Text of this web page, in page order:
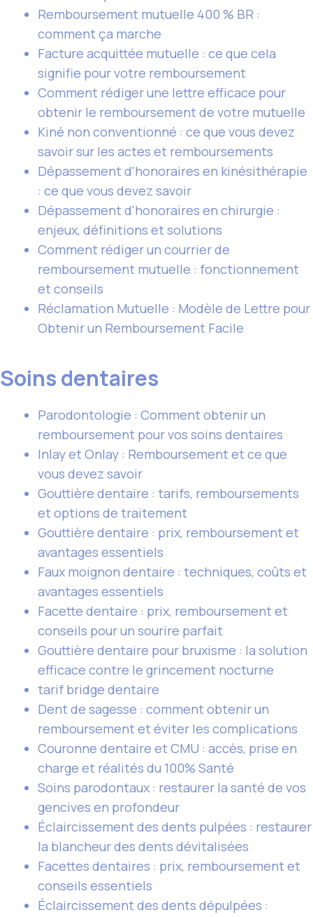
Remboursement mutuelle 400 % BR :
comment ça marche
Facture acquittée mutuelle : ce que cela
signifie pour votre remboursement
Comment rédiger une lettre efficace pour
obtenir le remboursement de votre mutuelle
Kiné non conventionné : ce que vous devez
savoir sur les actes et remboursements
Dépassement d'honoraires en kinésithérapie
: ce que vous devez savoir
Dépassement d'honoraires en chirurgie :
enjeux, définitions et solutions
Comment rédiger un courrier de
remboursement mutuelle : fonctionnement
et conseils
Réclamation Mutuelle : Modèle de Lettre pour
Obtenir un Remboursement Facile
Soins dentaires
Parodontologie : Comment obtenir un
remboursement pour vos soins dentaires
Inlay et Onlay : Remboursement et ce que
vous devez savoir
Gouttière dentaire : tarifs, remboursements
et options de traitement
Gouttière dentaire : prix, remboursement et
avantages essentiels
Faux moignon dentaire : techniques, coûts et
avantages essentiels
Facette dentaire : prix, remboursement et
conseils pour un sourire parfait
Gouttière dentaire pour bruxisme : la solution
efficace contre le grincement nocturne
tarif bridge dentaire
Dent de sagesse : comment obtenir un
remboursement et éviter les complications
Couronne dentaire et CMU : accès, prise en
charge et réalités du 100% Santé
Soins parodontaux : restaurer la santé de vos
gencives en profondeur
Éclaircissement des dents pulpées : restaurer
la blancheur des dents dévitalisées
Facettes dentaires : prix, remboursement et
conseils essentiels
Éclaircissement des dents dépulpées :